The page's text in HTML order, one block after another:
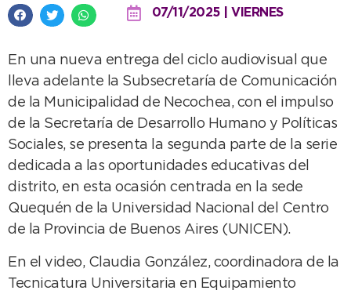
07/11/2025 | VIERNES
En una nueva entrega del ciclo audiovisual que
lleva adelante la Subsecretaría de Comunicación
de la Municipalidad de Necochea, con el impulso
de la Secretaría de Desarrollo Humano y Políticas
Sociales, se presenta la segunda parte de la serie
dedicada a las oportunidades educativas del
distrito, en esta ocasión centrada en la sede
Quequén de la Universidad Nacional del Centro
de la Provincia de Buenos Aires (UNICEN).
En el video, Claudia González, coordinadora de la
Tecnicatura Universitaria en Equipamiento